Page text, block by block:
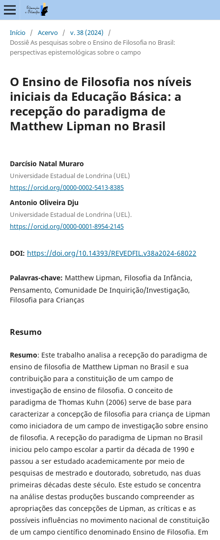
Início / Acervo / v. 38 (2024)
/
Dossiê As pesquisas sobre o Ensino de Filosofia no Brasil:
perspectivas epistemológicas sobre o campo
O Ensino de Filosofia nos níveis
iniciais da Educação Básica: a
recepção do paradigma de
Matthew Lipman no Brasil
Darcísio Natal Muraro
Universidade Estadual de Londrina (UEL)
https://orcid.org/0000-0002-5413-8385
Antonio Oliveira Dju
Universidade Estadual de Londrina (UEL).
https://orcid.org/0000-0001-8954-2145
DOI: https://doi.org/10.14393/REVEDFIL.v38a2024-68022
Palavras-chave: Matthew Lipman, Filosofia da Infância,
Pensamento, Comunidade De Inquirição/Investigação,
Filosofia para Crianças
Resumo
Resumo: Este trabalho analisa a recepção do paradigma de
ensino de filosofia de Matthew Lipman no Brasil e sua
contribuição para a constituição de um campo de
investigação de ensino de filosofia. O conceito de
paradigma de Thomas Kuhn (2006) serve de base para
caracterizar a concepção de filosofia para criança de Lipman
como iniciadora de um campo de investigação sobre ensino
de filosofia. A recepção do paradigma de Lipman no Brasil
iniciou pelo campo escolar a partir da década de 1990 e
passou a ser estudado academicamente por meio de
pesquisas de mestrado e doutorado, sobretudo, nas duas
primeiras décadas deste século. Este estudo se concentra
na análise destas produções buscando compreender as
apropriações das concepções de Lipman, as críticas e as
possíveis influências no movimento nacional de constituição
de um campo científico denominado Ensino de Filosofia. Em